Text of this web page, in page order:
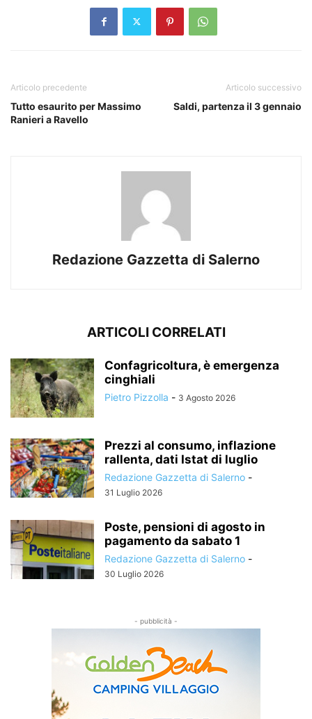
Articolo precedente
Tutto esaurito per Massimo
Ranieri a Ravello
Articolo successivo
Saldi, partenza il 3 gennaio
Redazione Gazzetta di Salerno
ARTICOLI CORRELATI
Confagricoltura, è emergenza
cinghiali
Pietro Pizzolla - 3 Agosto 2026
Prezzi al consumo, inflazione
rallenta, dati Istat di luglio
Redazione Gazzetta di Salerno -
31 Luglio 2026
Poste, pensioni di agosto in
pagamento da sabato 1
Redazione Gazzetta di Salerno -
30 Luglio 2026
- pubblicità -